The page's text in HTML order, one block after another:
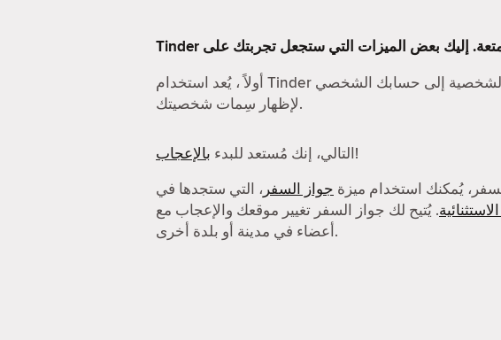
الشخصية إلى حسابك الشخصي
لإظهار سِمات شخصيتك.
التالي، إنك مُستعد للبدء بالإعجاب
!
يُمكنك استخدام ميزة جواز السفر ، التي ستجدها في
. يُتيح لك جواز السفر تغيير موقعك والإعجاب مع
أعضاء في مدينة أو بلدة أخرى.